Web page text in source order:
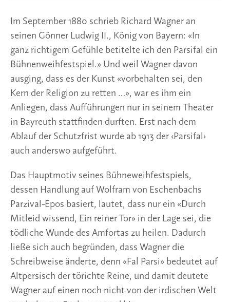
Im September 1880 schrieb Richard Wagner an
seinen Gönner Ludwig II., König von Bayern: «In
ganz richtigem Gefühle betitelte ich den Parsifal ein
Bühnenweihfestspiel.» Und weil Wagner davon
ausging, dass es der Kunst «vorbehalten sei, den
Kern der Religion zu retten …», war es ihm ein
Anliegen, dass Aufführungen nur in seinem Theater
in Bayreuth stattfinden durften. Erst nach dem
Ablauf der Schutzfrist wurde ab 1913 der ‹Parsifal›
auch anderswo aufgeführt.
Das Hauptmotiv seines Bühneweihfestspiels,
dessen Handlung auf Wolfram von Eschenbachs
Parzival-Epos basiert, lautet, dass nur ein «Durch
Mitleid wissend, Ein reiner Tor» in der Lage sei, die
tödliche Wunde des Amfortas zu heilen. Dadurch
ließe sich auch begründen, dass Wagner die
Schreibweise änderte, denn «Fal Parsi» bedeutet auf
Altpersisch der törichte Reine, und damit deutete
Wagner auf einen noch nicht von der irdischen Welt